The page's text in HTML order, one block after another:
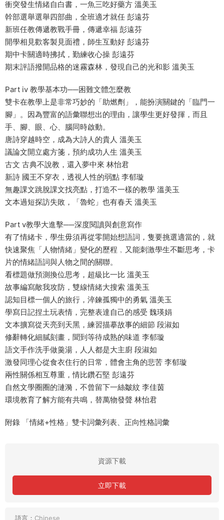
衝突發生情緒自白書，一魚三吃好藥方 溫美玉
幹部選舉選舉四部曲，全班適才就任 彭遠芬
新班任教傳遞教戰手冊，傳遞幸福 彭遠芬
開學相見歡客製見面禮，師生互動好 彭遠芬
期中卡關適時拂拭，勤練收心操 彭遠芬
期末評語撥開品格的迷霧森林，發現自己的光和影 溫美玉
Part iv 教學基本功──困難文體怎麼教
雙卡在教學上是非常巧妙的「助燃劑」，能扮演關鍵的「臨門一
腳」。因為豐富的語彙聯想出的理由，讓學生更好發揮，而且
手、腳、眼、心、腦同時啟動。
唐詩穿越時空，成為大詩人的貴人 溫美玉
議論文開立處方箋，預約成功人生 溫美玉
古文 古典不說教，還入夢中來 林怡君
新詩 國王不穿衣，透視人性的弱點 李郁璇
無趣課文跳脫課文找亮點，打造不一樣的教學 溫美玉
文本過短探訪失敗，「魯蛇」也有春天 溫美玉
Part v教學大進擊──深度閱讀與創意寫作
有了情緒卡，學生毋須再從零開始想語詞，隻要挑選適當的，就
快速聚焦「人物情緒」變化的歷程﹐又能刺激學生不斷思考，卡
片的情緒語詞與人物之間的關聯。
看標題做預測換位思考，超級比一比 溫美玉
故事編寫敵我攻防，雙線情緒大搜索 溫美玉
認知目標一個人的旅行，淬鍊孤獨中的勇氣 溫美玉
學寫日記捏土玩表情，完整表達自己的感受 魏瑛娟
文本擴寫從天亮到天黑，練習描摹故事的細節 段淑如
修辭轉化細膩刻畫，聞到等待成熟的味道 李郁璇
語文手作洗手做羹湯，人人都是大主廚 段淑如
激發同理心從食衣住行的日常，體會主角的悲苦 李郁璇
兩性關係相互尊重，情比鑽石堅 彭遠芬
自然文學圈圈的漣漪，不曾留下一絲皺紋 李佳茵
環境教育了解方能有共鳴，替萬物發聲 林怡君
附錄 「情緒+性格」雙卡詞彙列表、正向性格詞彙
資源下載
立即下載
語言： Chinese